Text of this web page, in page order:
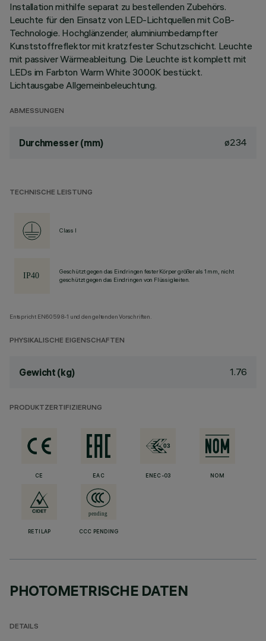
Installation mithilfe separat zu bestellenden Zubehörs.
Leuchte für den Einsatz von LED-Lichtquellen mit CoB-
Technologie. Hochglänzender, aluminiumbedampfter
Kunststoffreflektor mit kratzfester Schutzschicht. Leuchte
mit passiver Wärmeableitung. Die Leuchte ist komplett mit
LEDs im Farbton Warm White 3000K bestückt.
Lichtausgabe Allgemeinbeleuchtung.
ABMESSUNGEN
Durchmesser (mm) ø234
TECHNISCHE LEISTUNG
Class I
Geschützt gegen das Eindringen fester Körper größer als 1 mm, nicht
geschützt gegen das Eindringen von Flüssigkeiten.
Entspricht EN60598-1 und den geltenden Vorschriften.
PHYSIKALISCHE EIGENSCHAFTEN
Gewicht (kg) 1.76
PRODUKTZERTIFIZIERUNG
CE EAC ENEC-03 NOM
RETILAP CCC PENDING
PHOTOMETRISCHE DATEN
DETAILS